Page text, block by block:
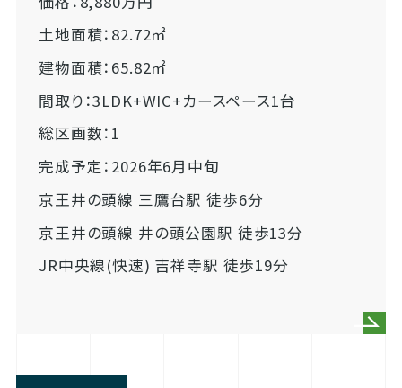
土地面積：82.72㎡
建物面積：65.82㎡
間取り：3LDK+WIC+カースペース1台
総区画数：1
完成予定：2026年6月中旬
京王井の頭線 三鷹台駅 徒歩6分
京王井の頭線 井の頭公園駅 徒歩13分
JR中央線(快速) 吉祥寺駅 徒歩19分